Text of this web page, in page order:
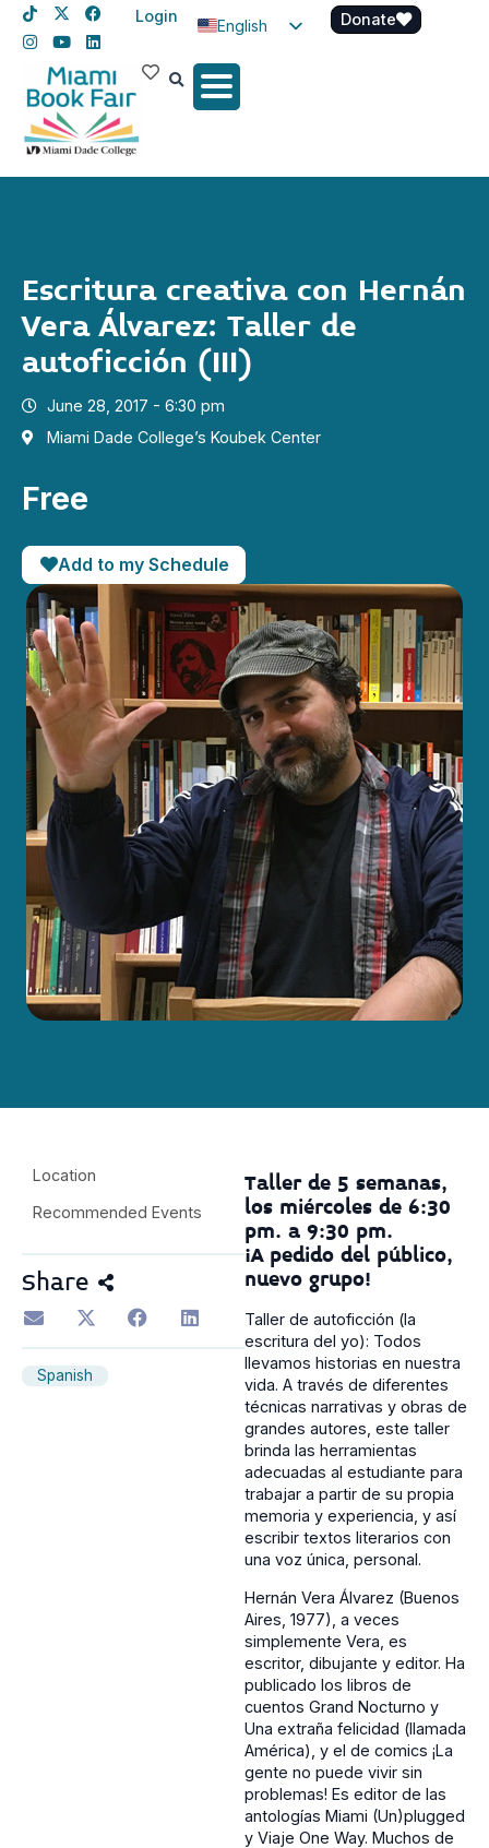
Login
English
Spanish
Donate
Escritura creativa con Hernán
Vera Álvarez: Taller de
autoficción (III)
June 28, 2017 - 6:30 pm
Miami Dade College’s Koubek Center
Free
Add to my Schedule
Location
Recommended Events
Share
Spanish
Taller de 5 semanas,
los miércoles de 6:30
pm. a 9:30 pm.
¡A pedido del público,
nuevo grupo!
Taller de autoficción (la
escritura del yo): Todos
llevamos historias en nuestra
vida. A través de diferentes
técnicas narrativas y obras de
grandes autores, este taller
brinda las herramientas
adecuadas al estudiante para
trabajar a partir de su propia
memoria y experiencia, y así
escribir textos literarios con
una voz única, personal.
Hernán Vera Álvarez (Buenos
Aires, 1977), a veces
simplemente Vera, es
escritor, dibujante y editor. Ha
publicado los libros de
cuentos Grand Nocturno y
Una extraña felicidad (llamada
América), y el de comics ¡La
gente no puede vivir sin
problemas! Es editor de las
antologías Miami (Un)plugged
y Viaje One Way. Muchos de